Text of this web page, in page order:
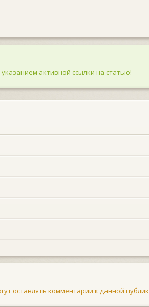
активной ссылки на статью!
оставлять комментарии к данной